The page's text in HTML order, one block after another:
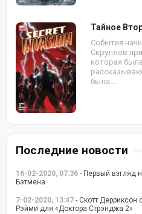
Тайное
События
Скруллов
которая
была...
Последние новости
16-02-2020, 07:36 - Первый взгляд
Бэтмена
7-02-2020, 13:47 - Скотт Дерриксон
Рэйми для «Доктора Стрэнджа 2»